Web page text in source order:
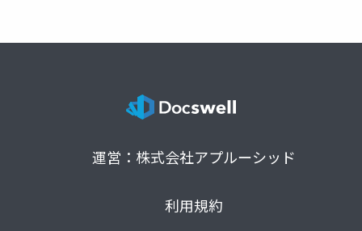
運営：株式会社アプルーシッド
利用規約